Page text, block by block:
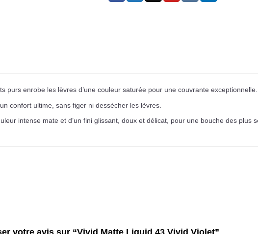
purs enrobe les lèvres d’une couleur saturée pour une couvrante exceptionnelle.
confort ultime, sans figer ni dessécher les lèvres.
intense mate et d’un fini glissant, doux et délicat, pour une bouche des plus